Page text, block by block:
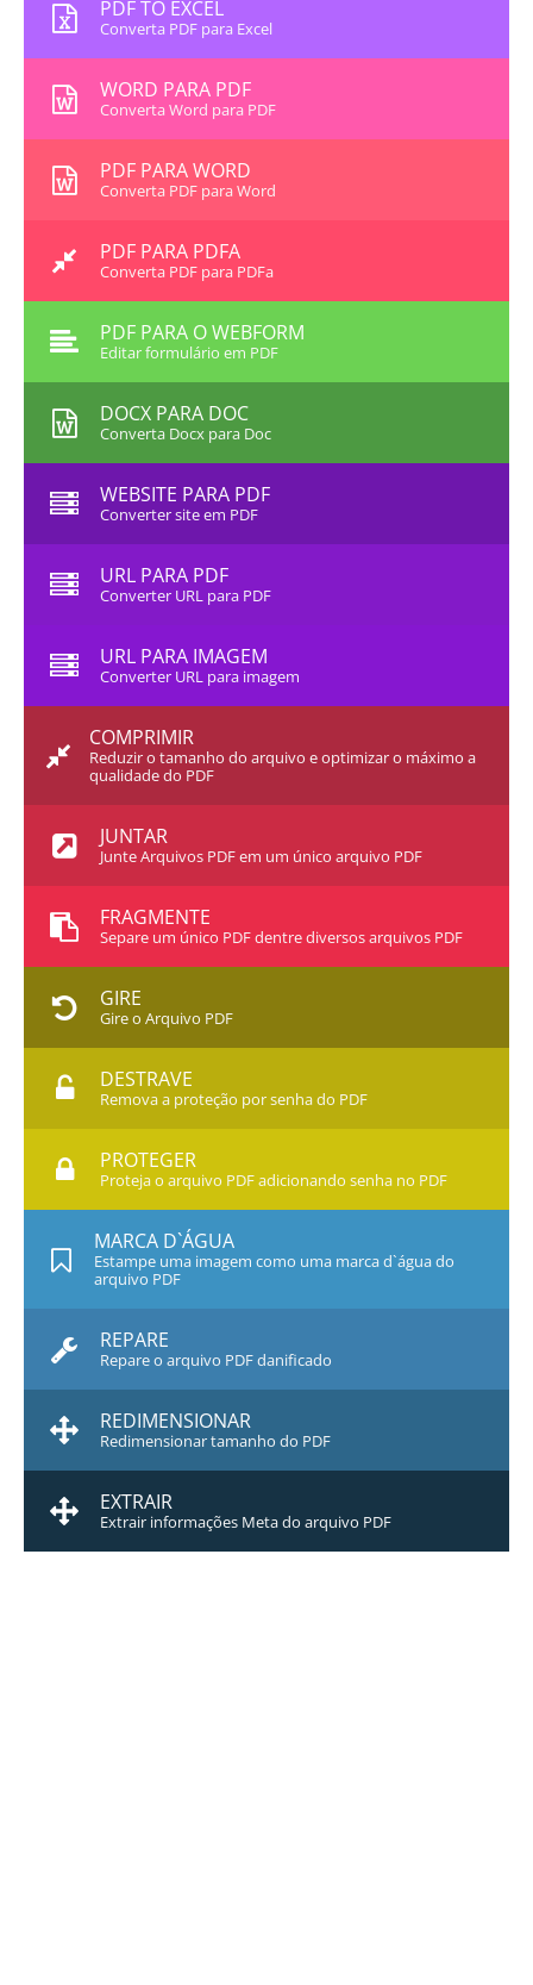
PDF TO EXCEL
Converta PDF para Excel
WORD PARA PDF
Converta Word para PDF
PDF PARA WORD
Converta PDF para Word
PDF PARA PDFA
Converta PDF para PDFa
PDF PARA O WEBFORM
Editar formulário em PDF
DOCX PARA DOC
Converta Docx para Doc
WEBSITE PARA PDF
Converter site em PDF
URL PARA PDF
Converter URL para PDF
URL PARA IMAGEM
Converter URL para imagem
COMPRIMIR
Reduzir o tamanho do arquivo e optimizar o máximo a
qualidade do PDF
JUNTAR
Junte Arquivos PDF em um único arquivo PDF
FRAGMENTE
Separe um único PDF dentre diversos arquivos PDF
GIRE
Gire o Arquivo PDF
DESTRAVE
Remova a proteção por senha do PDF
PROTEGER
Proteja o arquivo PDF adicionando senha no PDF
MARCA D`ÁGUA
Estampe uma imagem como uma marca d`água do
arquivo PDF
REPARE
Repare o arquivo PDF danificado
REDIMENSIONAR
Redimensionar tamanho do PDF
EXTRAIR
Extrair informações Meta do arquivo PDF